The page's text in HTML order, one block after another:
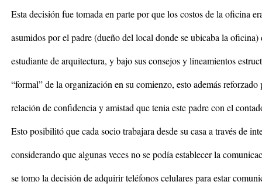
Esta decisión fue tomada en parte por que los costos de la oficina
asumidos por el padre (dueño del local donde se ubicaba la oficina)
estudiante de arquitectura, y bajo sus consejos y lineamientos
“formal” de la organización en su comienzo, esto además reforzado
relación de confidencia y amistad que tenia este padre con el
Esto posibilitó que cada socio trabajara desde su casa a través de
considerando que algunas veces no se podía establecer la
se tomo la decisión de adquirir teléfonos celulares para estar